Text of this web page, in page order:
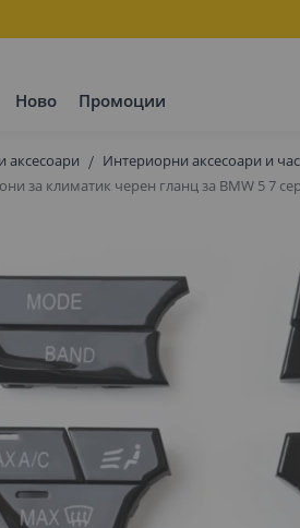
Ново Промоции
аксесоари Интериорни аксесоари и
за климатик черен гланц за BMW 5 7